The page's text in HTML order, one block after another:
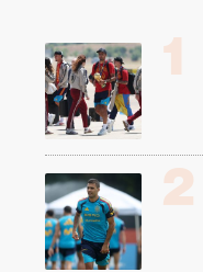
1
2